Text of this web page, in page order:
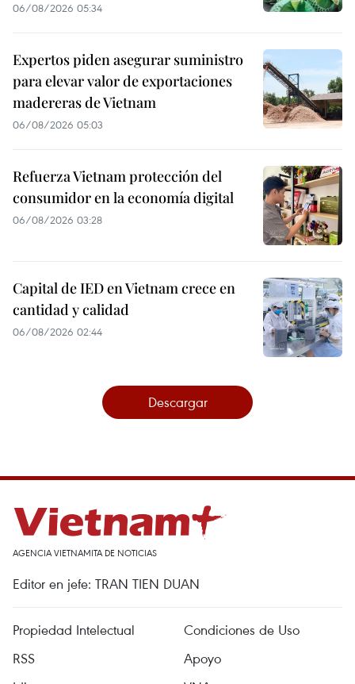
06/08/2026 05:34
Expertos piden asegurar suministro
para elevar valor de exportaciones
madereras de Vietnam
06/08/2026 05:03
Refuerza Vietnam protección del
consumidor en la economía digital
06/08/2026 03:28
Capital de IED en Vietnam crece en
cantidad y calidad
06/08/2026 02:44
Descargar
AGENCIA VIETNAMITA DE NOTICIAS
Editor en jefe: TRAN TIEN DUAN
Propiedad Intelectual
Condiciones de Uso
RSS
Apoyo